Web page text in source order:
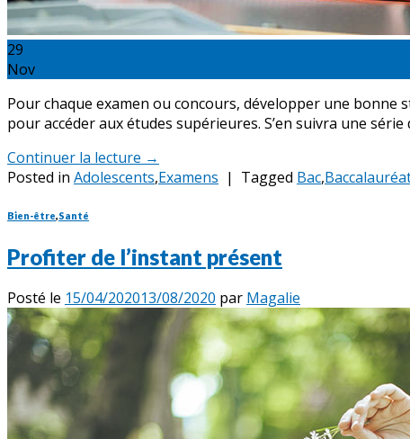
29
Nov
Pour chaque examen ou concours, développer une bonne
pour accéder aux études supérieures. S’en suivra une
Continuer la lecture →
Posted in Adolescents,Examens | Tagged Bac,
Bien-être,Santé
Profiter de l’instant présent
Posté le 15/04/202013/08/2020 par Magalie